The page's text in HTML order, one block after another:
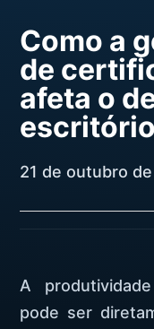
Como a
de
afeta o
21 de outubro
A
pode ser